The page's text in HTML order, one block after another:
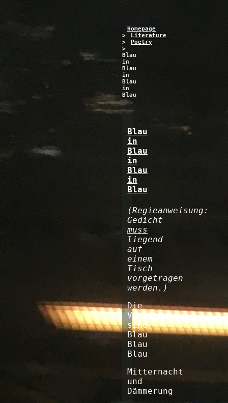
Homepage
>
Literature
>
Poetry
>
Blau
in
Blau
in
Blau
in
Blau
Blau
in
Blau
in
Blau
in
Blau
(Regieanweisung:
Gedicht
muss
liegend
auf
einem
Tisch
vorgetragen
werden.)
Die
Vorhänge
sind
Blau
Blau
Blau
Mitternacht
und
Dämmerung